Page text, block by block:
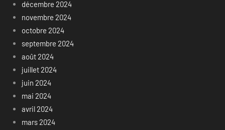
décembre 2024
novembre 2024
octobre 2024
septembre 2024
août 2024
juillet 2024
juin 2024
mai 2024
avril 2024
mars 2024